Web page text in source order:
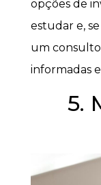
opções de
estudar e,
um
informadas
5.